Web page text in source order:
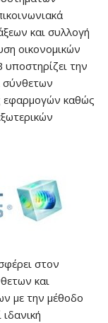
και συλλογή
οικονομικών
την
σύνθετων
εφαρμογών καθώς
στον
και
με την μέθοδο